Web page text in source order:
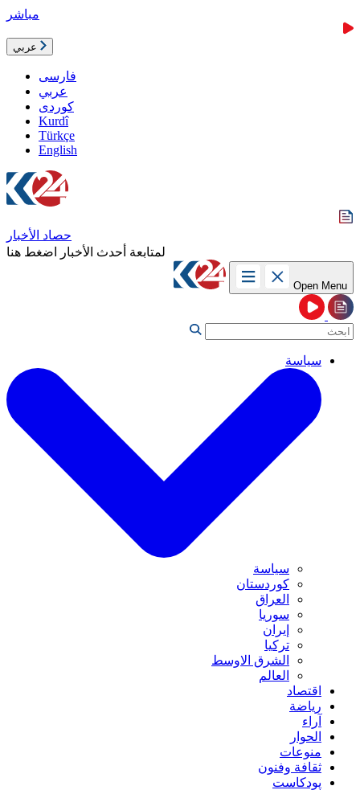
مباشر
عربي
فارسی
عربي
کوردی
Kurdî
Türkçe
English
حصاد الأخبار
لمتابعة أحدث الأخبار اضغط هنا
Open Menu
سیاسة
سیاسة
کوردستان
العراق
سوریا
إيران
ترکیا
الشرق الاوسط
العالم
اقتصاد
ریاضة
آراء
الحوار
منوعات
ثقافة وفنون
پودکاست